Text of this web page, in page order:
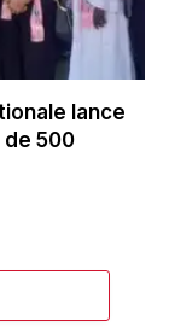
lance
500